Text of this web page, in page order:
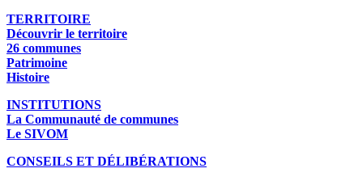
TERRITOIRE
Découvrir le territoire
26 communes
Patrimoine
Histoire
INSTITUTIONS
La Communauté de communes
Le SIVOM
CONSEILS ET DÉLIBÉRATIONS